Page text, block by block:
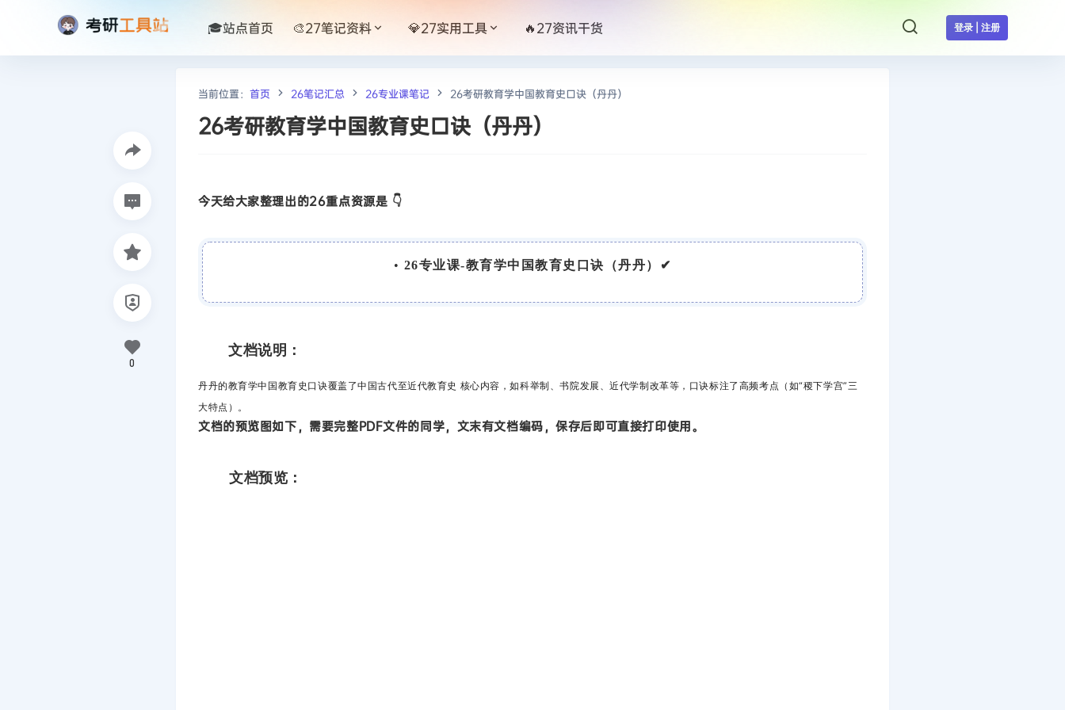
登录 | 注册
🎓站点首页 🎨27笔记资料 💎27实用工具 🔥27资讯干货
当前位置： 首页 26笔记汇总 26专业课笔记 26考研教育学中国教育史口诀（丹丹）
26考研教育学中国教育史口诀（丹丹）
今天给大家整理出的26重点资源是 👇
• 26专业课-教育学中国教育史口诀（丹丹）✔
文档说明：
丹丹的教育学中国教育史 口诀覆盖了中国古代至近代教育史 ‌ 核心内容，如科举制、书院发展、近代学制改革等， 口诀标注了 高频考点 ‌（如“稷下学宫”三
大特点）。
文档的预览图如下，需要完整PDF文件的同学，文末有文档编码，保存后即可直接打印使用。
文档预览：
0